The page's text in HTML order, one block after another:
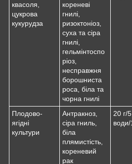
квасоля,
цукрова
кукурудза
кореневі
гнилі,
ризоктоніоз,
суха та сіра
гнилі,
гельмінтоспо
ріоз,
несправжня
борошниста
роса, біла та
чорна гнилі
Плодово-
ягідні
культури
Антракноз,
сіра гниль,
біла
плямистість,
кореневий
рак
20 г/